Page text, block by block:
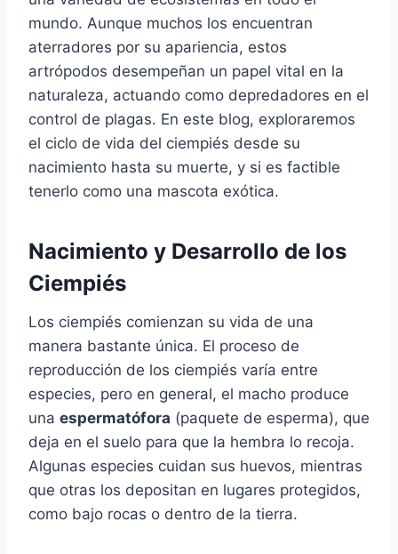
mundo. Aunque muchos los encuentran
aterradores por su apariencia, estos
artrópodos desempeñan un papel vital en la
naturaleza, actuando como depredadores en el
control de plagas. En este blog, exploraremos
el ciclo de vida del ciempiés desde su
nacimiento hasta su muerte, y si es factible
tenerlo como una mascota exótica.
Nacimiento y Desarrollo de los
Ciempiés
Los ciempiés comienzan su vida de una
manera bastante única. El proceso de
reproducción de los ciempiés varía entre
especies, pero en general, el macho produce
una espermatófora (paquete de esperma), que
deja en el suelo para que la hembra lo recoja.
Algunas especies cuidan sus huevos, mientras
que otras los depositan en lugares protegidos,
como bajo rocas o dentro de la tierra.